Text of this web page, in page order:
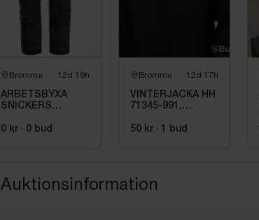
Bromma 12d 19h
ARBETSBYXA
SNICKERS
LFIT + HF
0 kr · 0 bud
Bromma 12d 17h
VINTERJACKA HH
71345-991,
SVART STL. L
50 kr · 1 bud
Auktionsinformation